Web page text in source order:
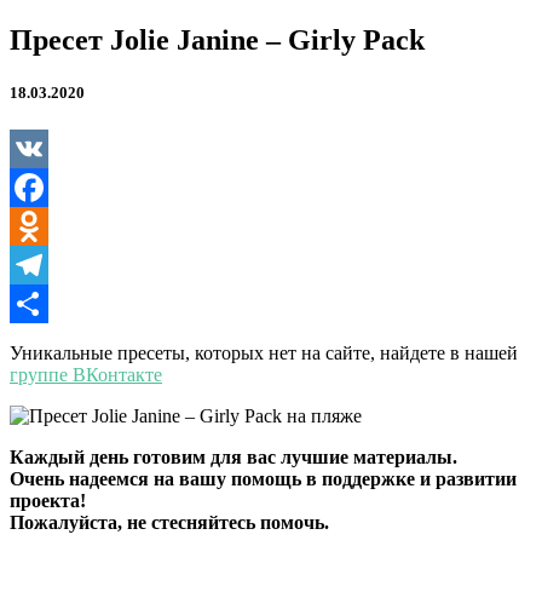
Пресет
Jolie
–
Pack
Пресет Jolie Janine – Girly Pack
18.03.2020
VK
Facebook
Odnoklassniki
Telegram
Отправить
Уникальные пресеты, которых нет на сайте, найдете в нашей
группе ВКонтакте
Каждый день готовим для вас лучшие материалы.
Очень надеемся на вашу помощь в поддержке и развитии
проекта!
Пожалуйста, не стесняйтесь помочь.